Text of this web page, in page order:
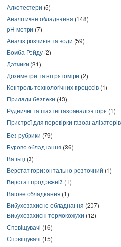
Алкотестери (5)
Аналітичне обладнання (148)
pH-метри (7)
Аналіз розчинів та води (59)
Бомба Рейду (2)
Датчики (31)
Дозиметри та нітратоміри (2)
Контроль технологічних процесів (1)
Прилади безпеки (43)
Рудничні та шахтні газоаналізатори (1)
Пристрої для перевірки газоаналізаторів
Без рубрики (79)
Бурове обладнання (36)
Вальці (3)
Верстат горизонтально-розточний (1)
Верстат продовжній (1)
Вагове обладнання (1)
Вибухозахисне обладнання (207)
Вибухозахисні термокожухи (12)
Сповіщувачі (16)
Сповіщувачі (15)